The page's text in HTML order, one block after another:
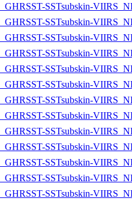
SSTsubskin-
SSTsubskin-
SSTsubskin-
SSTsubskin-
SSTsubskin-
SSTsubskin-
SSTsubskin-
SSTsubskin-
SSTsubskin-
SSTsubskin-
SSTsubskin-
SSTsubskin-
SSTsubskin-